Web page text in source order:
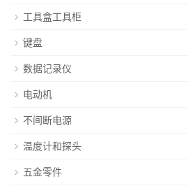
工具盒工具柜
键盘
数据记录仪
电动机
不间断电源
温度计和探头
五金零件